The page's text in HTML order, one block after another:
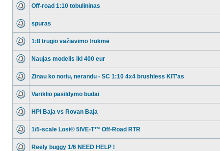
Off-road 1:10 tobulininas
spuras
1:8 trugio važiavimo trukmė
Naujas modelis iki 400 eur
Zinau ko noriu, nerandu - SC 1:10 4x4 brushless KIT'as
Variklio pasildymo budai
HPI Baja vs Rovan Baja
1/5-scale Losi® 5IVE-T™ Off-Road RTR
Reely buggy 1/6 NEED HELP !